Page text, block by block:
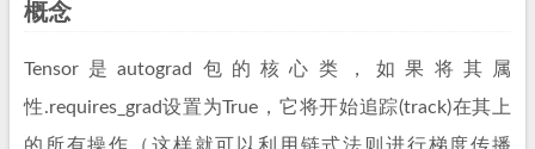
概念
Tensor是autograd包的核心类，如果将其属
性.requires_grad设置为True，它将开始追踪(track)在其上